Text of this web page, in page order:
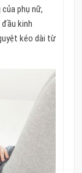
phụ nữ,
kinh
kéo dài từ